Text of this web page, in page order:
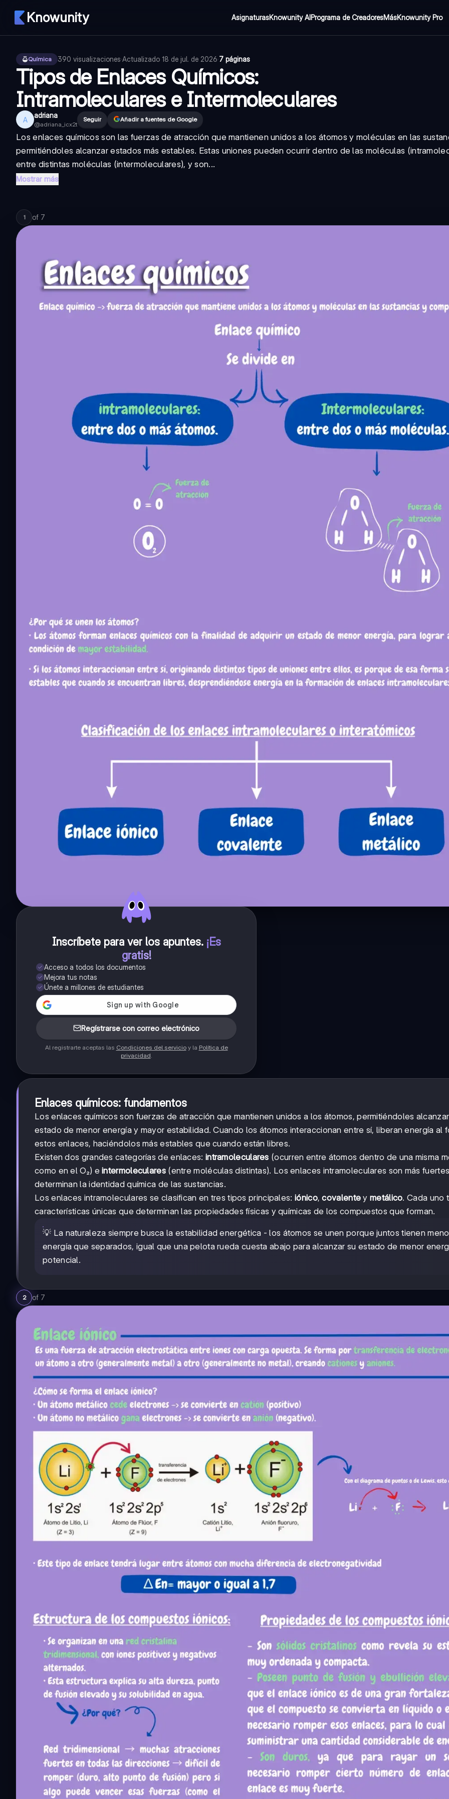
Knowunity AsignaturasKnowunity AIPrograma de CreadoresMásKnowunity Pro
Química 390 visualizaciones·Actualizado 18 de jul. de 2026·7 páginas
Tipos de Enlaces Químicos:
Intramoleculares e Intermoleculares
A adriana
@adriana_icx2t
Seguir Añadir a fuentes de Google
Los enlaces químicos son las fuerzas de atracción que mantienen unidos a los átomos y moléculas en las
permitiéndoles alcanzar estados más estables. Estas uniones pueden ocurrir dentro de las moléculas
entre distintas moléculas (intermoleculares), y son...
Mostrar más
1 of 7
Inscríbete para ver los apuntes. ¡Es
gratis!
Acceso a todos los documentos
Mejora tus notas
Únete a millones de estudiantes
Regístrarse con correo electrónico
Al registrarte aceptas las Condiciones del servicioy la Política de
privacidad.
Enlaces químicos: fundamentos
Los enlaces químicos son fuerzas de atracción que mantienen unidos a los átomos, permitiéndoles
estado de menor energía y mayor estabilidad. Cuando los átomos interaccionan entre sí, liberan energía al
estos enlaces, haciéndolos más estables que cuando están libres.
Existen dos grandes categorías de enlaces: intramoleculares (ocurren entre átomos dentro de una misma
como en el O₂) eintermoleculares(entre moléculas distintas). Los enlaces intramoleculares son más
determinan la identidad química de las sustancias.
Los enlaces intramoleculares se clasifican en tres tipos principales: iónico,covalente ymetálico. Cada uno
características únicas que determinan las propiedades físicas y químicas de los compuestos que forman.
💡 La naturaleza siempre busca la estabilidad energética - los átomos se unen porque juntos tienen
energía que separados, igual que una pelota rueda cuesta abajo para alcanzar su estado de menor
potencial.
2 of 7